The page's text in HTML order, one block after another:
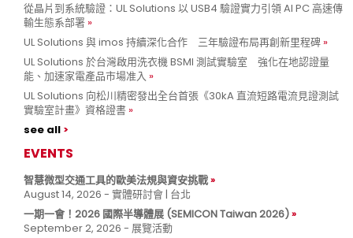
從晶片到系統驗證：UL Solutions 以 USB4 驗證實力引領 AI PC 高速傳
輸生態系部署
UL Solutions 與 imos 持續深化合作 三年驗證布局再創新里程碑
UL Solutions 於台灣啟用洗衣機 BSMI 測試實驗室 強化在地認證量
能、加速家電產品市場准入
UL Solutions 向松川精密發出全台首張《30kA 直流短路電流見證測試
實驗室計畫》資格證書
see all
EVENTS
智慧微型交通工具的歐美法規與資安挑戰
August 14, 2026 - 實體研討會 | 台北
一期一會！2026 國際半導體展 (SEMICON Taiwan 2026)
September 2, 2026 - 展覽活動